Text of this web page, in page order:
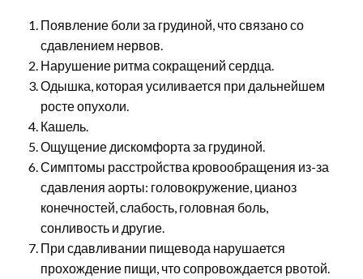
Появление боли за грудиной, что связано со
сдавлением нервов.
Нарушение ритма сокращений сердца.
Одышка, которая усиливается при дальнейшем
росте опухоли.
Кашель.
Ощущение дискомфорта за грудиной.
Симптомы расстройства кровообращения из-за
сдавления аорты: головокружение, цианоз
конечностей, слабость, головная боль,
сонливость и другие.
При сдавливании пищевода нарушается
прохождение пищи, что сопровождается рвотой.